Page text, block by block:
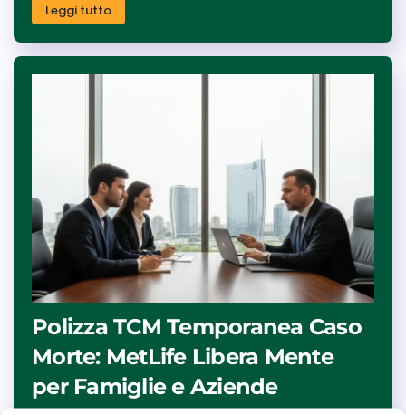
Leggi tutto
Polizza TCM Temporanea Caso
Morte: MetLife Libera Mente
per Famiglie e Aziende